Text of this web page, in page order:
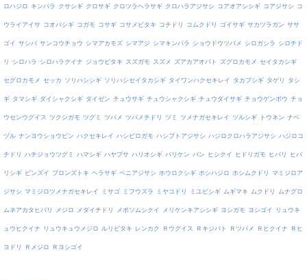
ロハジロ キンパラ クサシギ クロサギ クロツラヘラサギ クロハラアジサシ コアオアシシギ コアジサシ コ
ウライアイサ コオバシギ コガモ コサギ コサメビタキ コチドリ コムクドリ ゴイサギ サカツラガン ササ
ゴイ サシバ サンコウチョウ シマアカモズ シマアジ シマキンパラ ショウドウツバメ シロガシラ シロチド
リ シロハラ シロハラクイナ ジョウビタキ スズガモ スズメ ズアカアオバト ズグロカモメ セイタカシギ
セグロカモメ セッカ ソリハシシギ ソリハシセイタカシギ タイワンハクセキレイ タカブシギ タゲリ タシ
ギ タマシギ ダイシャクシギ ダイゼン チュウサギ チュウシャクシギ チュウダイサギ チョウゲンボウ チョ
ウセンウグイス ツクシガモ ツグミ ツバメ ツバメチドリ ツミ ツメナガセキレイ ツルシギ トウネン ナベ
ヅル ナンヨウショウビン ハクセキレイ ハシビロガモ ハシブトアジサシ ハジロクロハラアジサシ ハジロコ
チドリ ハチジョウツグミ ハマシギ ハヤブサ ハリオシギ バリケン バン ヒシクイ ヒドリガモ ヒバリ ヒバ
リシギ ビンズイ ブロンズトキ ヘラサギ ベニアジサシ ホウロクシギ ホシハジロ ホシムクドリ マミジロア
ジサシ マミジロツメナガセキレイ ミサゴ ミフウズラ ミヤコドリ ミユビシギ ムギマキ ムクドリ ムナグロ
ムネアカタヒバリ メジロ メダイチドリ メボソムシクイ メリケンキアシシギ ヨシガモ ヨシゴイ リュウキ
ュウヒクイナ リュウキュウメジロ ルリビタキ レンカク Ｒウグイス Ｒキジバト Ｒツバメ Ｒヒクイナ Ｒヒ
ヨドリ Ｒメジロ Ｒヨシゴイ